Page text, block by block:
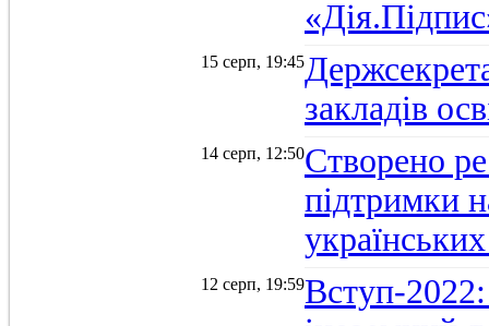
15 серп, 19:45
закладів
14 серп, 12:50Створено
підтримки
12 серп, 19:59Вступ-